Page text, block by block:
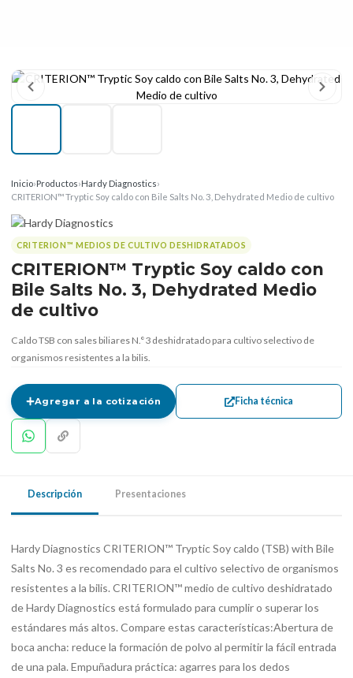
Inicio›Productos›Hardy Diagnostics›
CRITERION™ Tryptic Soy caldo con Bile Salts No. 3, Dehydrated Medio de cultivo
CRITERION™ MEDIOS DE CULTIVO DESHIDRATADOS
CRITERION™ Tryptic Soy caldo con
Bile Salts No. 3, Dehydrated Medio
de cultivo
Caldo TSB con sales biliares N.°3 deshidratado para cultivo selectivo de
organismos resistentes a la bilis.
Agregar a la cotización Ficha técnica
Descripción Presentaciones
Hardy Diagnostics CRITERION™ Tryptic Soy caldo (TSB) with Bile
Salts No. 3 es recomendado para el cultivo selectivo de organismos
resistentes a la bilis. CRITERION™ medio de cultivo deshidratado
de Hardy Diagnostics está formulado para cumplir o superar los
estándares más altos. Compare estas características:Abertura de
boca ancha: reduce la formación de polvo al permitir la fácil entrada
de una pala. Empuñadura práctica: agarres para los dedos